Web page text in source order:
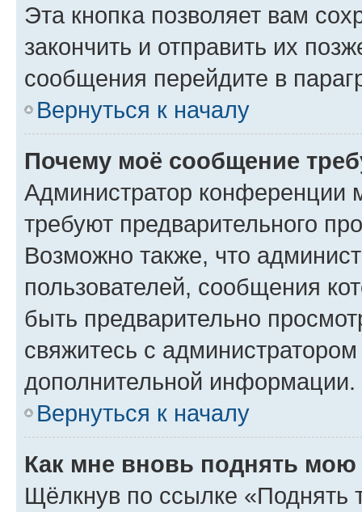
Эта кнопка позволяет вам
закончить и отправить их
сообщения перейдите в
Вернуться к началу
Почему моё сообщение
Администратор конференции
требуют предварительного
Возможно также, что
пользователей, сообщения
быть предварительно
свяжитесь с
дополнительной информации.
Вернуться к началу
Как мне вновь поднять мою
Щёлкнув по ссылке «Поднять